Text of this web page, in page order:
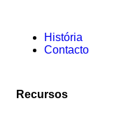
História
Contacto
Recursos